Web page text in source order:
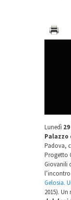
Lunedì
Palazzo
Padova,
Progetto
Giovanili
Gelosia.
2015). Un